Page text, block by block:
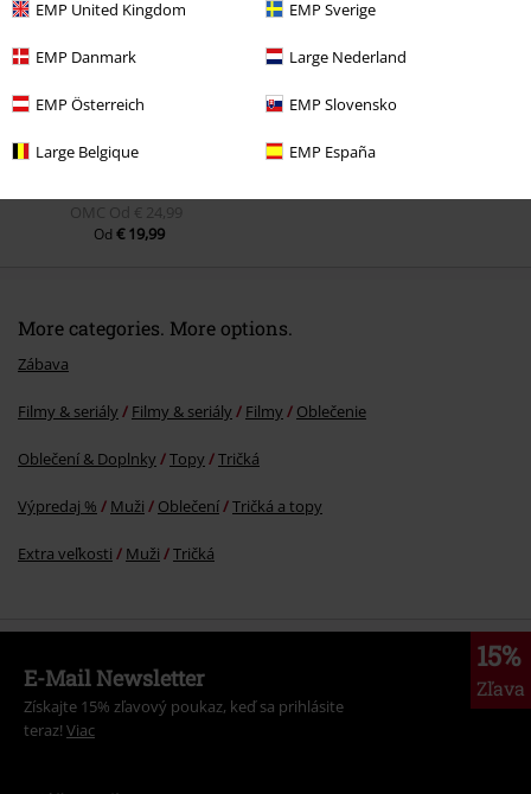
EMP United Kingdom EMP Sverige
EMP Danmark Large Nederland
EMP Österreich EMP Slovensko
Large Belgique EMP España
OMC Od € 24,99
Od € 19,99
More categories. More options.
Zábava
Filmy & seriály Filmy & seriály Filmy Oblečenie
Oblečení & Doplnky Topy Tričká
Výpredaj % Muži Oblečení Tričká a topy
Extra veľkosti Muži Tričká
15%
Zľava
E-Mail Newsletter
Získajte 15% zľavový poukaz, keď sa prihlásite
teraz! Viac